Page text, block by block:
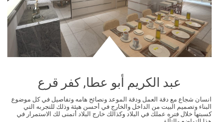
عبد الكريم أبو عطا, كفر قرع
انسان شجاع مع دقة العمل ودقة الموعد ونصائح هامه وتفاصيل في كل موضوع
البناء وتصميم البيت من الداخل والخارج في أحسن هيئة وذلك للتجربه التي
كسبتها خلال فتره عملك في البلاد وكذالك خارج البلاد أتمنى لك الاستمرار في